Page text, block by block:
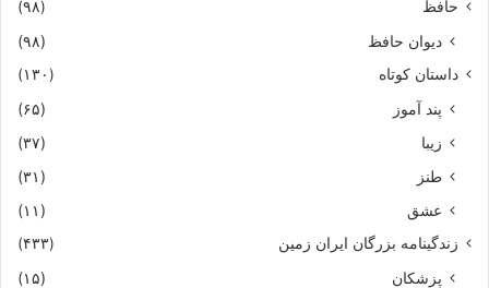
حافظ
(۹۸)
دیوان حافظ (۹۸)
داستان کوتاه (۱۳۰)
پند آموز
(۶۵)
زیبا
(۳۷)
طنز
(۳۱)
عشق
(۱۱)
زندگینامه بزرگان ایران زمین (۴۳۳)
پزشکان
(۱۵)